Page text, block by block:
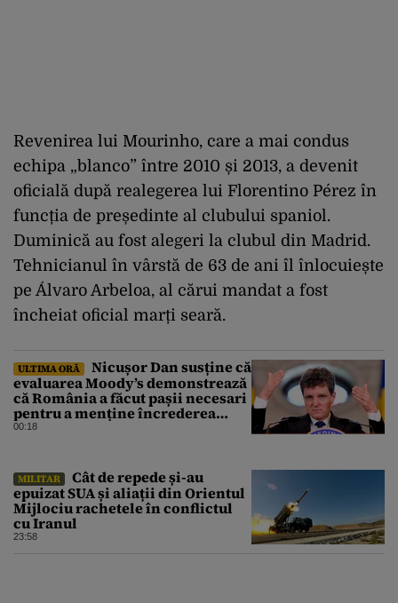
Revenirea lui Mourinho, care a mai condus
echipa „blanco” între 2010 și 2013, a devenit
oficială după realegerea lui Florentino Pérez în
funcția de președinte al clubului spaniol.
Duminică au fost alegeri la clubul din Madrid.
Tehnicianul în vârstă de 63 de ani îl înlocuiește
pe Álvaro Arbeloa, al cărui mandat a fost
încheiat oficial marți seară.
ULTIMA ORĂ
Nicușor Dan susține că
evaluarea Moody’s demonstrează
că România a făcut pașii necesari
pentru a menține încrederea
investitorilor: „Totuși,
00:18
MILITAR
Cât de repede și-au
epuizat SUA și aliații din Orientul
Mijlociu rachetele în conflictul
cu Iranul
23:58